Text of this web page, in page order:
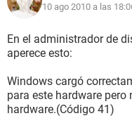
10 ago 2010 a las
En el administrador de
aperece esto:
Windows cargó
para este hardware
hardware.(Código 41)